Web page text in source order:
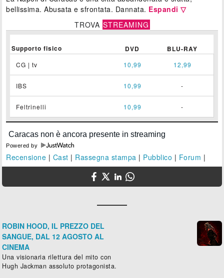
bellissima. Abusata e sfrontata. Dannata. Espandi ▽
TROVA STREAMING
Supporto fisico DVD BLU-RAY
CG | tv 10,99 12,99
IBS 10,99 -
Feltrinelli 10,99 -
Powered by
Recensione | Cast | Rassegna stampa | Pubblico | Forum |
ROBIN HOOD, IL PREZZO DEL
SANGUE, DAL 12 AGOSTO AL
CINEMA
Una visionaria rilettura del mito con
Hugh Jackman assoluto protagonista.